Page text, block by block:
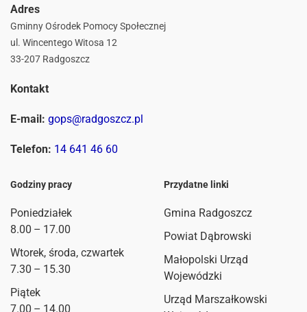
Adres
Gminny Ośrodek Pomocy Społecznej
ul. Wincentego Witosa 12
33-207 Radgoszcz
Kontakt
E-mail: gops@radgoszcz.pl
Telefon: 14 641 46 60
Godziny pracy
Poniedziałek
8.00 – 17.00
Wtorek, środa, czwartek
7.30 – 15.30
Piątek
7.00 – 14.00
Przydatne linki
Gmina Radgoszcz
Powiat Dąbrowski
Małopolski Urząd
Wojewódzki
Urząd Marszałkowski